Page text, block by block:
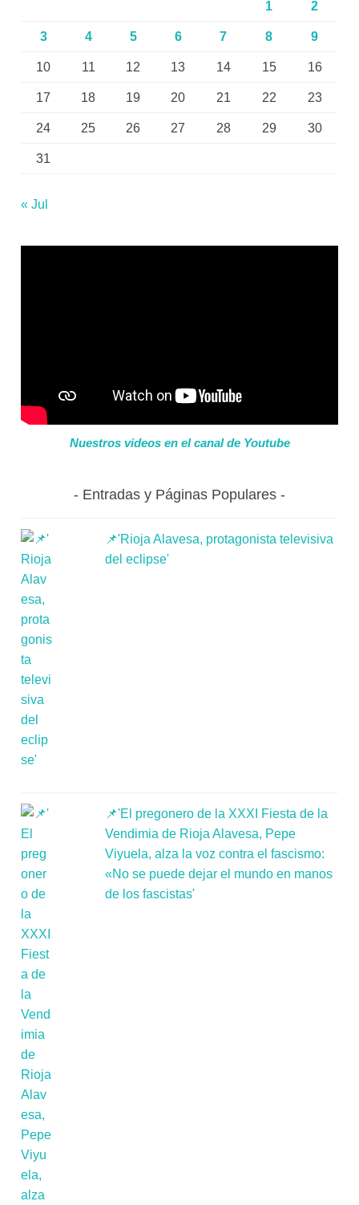
1 2
3 4 5 6 7 8 9
10 11 12 13 14 15 16
17 18 19 20 21 22 23
24 25 26 27 28 29 30
31
« Jul
Nuestros videos en el canal de Youtube
Entradas y Páginas Populares
📌'Rioja Alavesa, protagonista televisiva
del eclipse'
📌'El pregonero de la XXXI Fiesta de la
Vendimia de Rioja Alavesa, Pepe
Viyuela, alza la voz contra el fascismo:
«No se puede dejar el mundo en manos
de los fascistas'